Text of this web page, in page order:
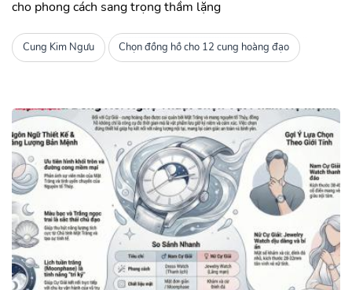
cho phong cách sang trọng thầm lặng
Cung Kim Ngưu Chọn đồng hồ cho 12 cung hoàng đạo